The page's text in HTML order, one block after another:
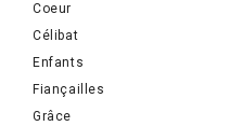
Coeur
Célibat
Enfants
Fiançailles
Grâce